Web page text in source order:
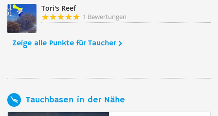
Tori's Reef
1 Bewertungen
Zeige alle Punkte für Taucher
Tauchbasen in der Nähe